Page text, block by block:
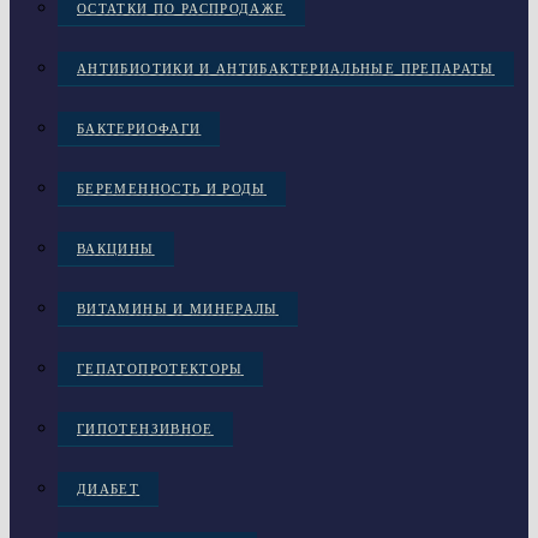
ОСТАТКИ ПО РАСПРОДАЖЕ
АНТИБИОТИКИ И АНТИБАКТЕРИАЛЬНЫЕ ПРЕПАРАТЫ
БАКТЕРИОФАГИ
БЕРЕМЕННОСТЬ И РОДЫ
ВАКЦИНЫ
ВИТАМИНЫ И МИНЕРАЛЫ
ГЕПАТОПРОТЕКТОРЫ
ГИПОТЕНЗИВНОЕ
ДИАБЕТ